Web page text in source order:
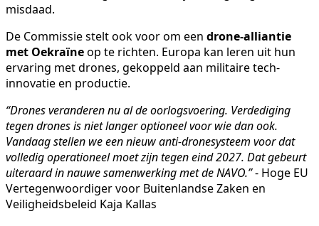
misdaad.
De Commissie stelt ook voor om een drone-alliantie
met Oekraïneop te richten. Europa kan leren uit hun
ervaring met drones, gekoppeld aan militaire tech-
innovatie en productie.
“Drones veranderen nu al de oorlogsvoering. Verdediging
tegen drones is niet langer optioneel voor wie dan ook.
Vandaag stellen we een nieuw anti-drone­systeem voor dat
volledig operationeel moet zijn tegen eind 2027. Dat gebeurt
uiteraard in nauwe samenwerking met de NAVO.”- Hoge EU
Vertegenwoordiger voor Buitenlandse Zaken en
Veiligheidsbeleid Kaja Kallas